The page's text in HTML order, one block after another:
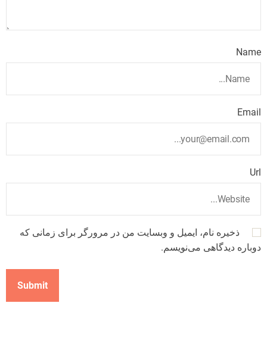
Name
Email
Url
ذخیره نام، ایمیل و وبسایت من در مرورگر برای زمانی که
دوباره دیدگاهی می‌نویسم.